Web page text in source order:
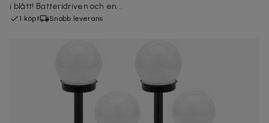
i blått! Batteridriven och en...
1 köpt Snabb leverans